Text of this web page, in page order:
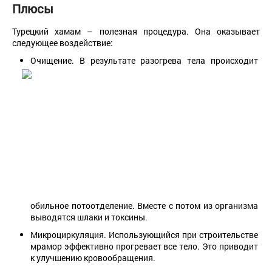
Плюсы
Турецкий хамам – полезная процедура. Она оказывает
следующее воздействие:
Очищение. В результате разогрева тела происходит
обильное потоотделение. Вместе с потом из организма
выводятся шлаки и токсины.
Микроциркуляция. Использующийся при строительстве
мрамор эффективно прогревает все тело. Это приводит
к улучшению кровообращения.